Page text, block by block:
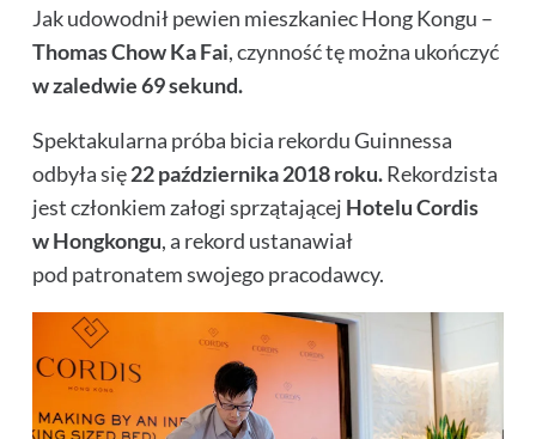
Jak udowodnił pewien mieszkaniec Hong Kongu –
Thomas Chow Ka Fai, czynność tę można ukończyć
w zaledwie 69 sekund.
Spektakularna próba bicia rekordu Guinnessa
odbyła się22 października 2018 roku.Rekordzista
jest członkiem załogi sprzątającej Hotelu Cordis
w Hongkongu, a rekord ustanawiał
pod patronatem swojego pracodawcy.